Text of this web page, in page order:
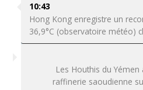
10:43
Hong Kong enregistre un
36,9°C (observatoire météo)
Les Houthis du
raffinerie saoudienne